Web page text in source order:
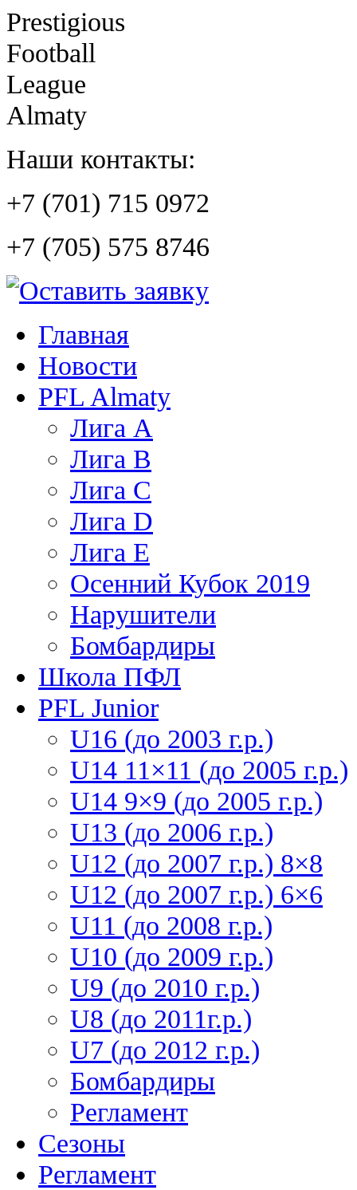
Prestigious
Football
League
Almaty
Наши контакты:
+7 (701) 715 0972
+7 (705) 575 8746
Главная
Новости
PFL Almaty
Лига A
Лига В
Лига С
Лига D
Лига Е
Осенний Кубок 2019
Нарушители
Бомбардиры
Школа ПФЛ
PFL Junior
U16 (до 2003 г.р.)
U14 11×11 (до 2005 г.р.)
U14 9×9 (до 2005 г.р.)
U13 (до 2006 г.р.)
U12 (до 2007 г.р.) 8×8
U12 (до 2007 г.р.) 6×6
U11 (до 2008 г.р.)
U10 (до 2009 г.р.)
U9 (до 2010 г.р.)
U8 (до 2011г.р.)
U7 (до 2012 г.р.)
Бомбардиры
Регламент
Сезоны
Регламент